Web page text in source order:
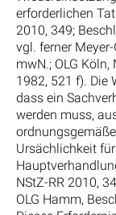
erforderlichen
2010, 349;
vgl. ferner Meyer-
mwN.; OLG Köln,
1982, 521 f). Die
dass ein
werden muss,
Ursächlichkeit
NStZ-RR 2010,
OLG Hamm,